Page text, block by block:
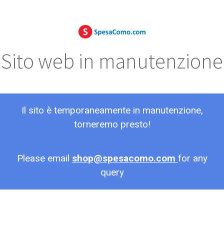
Sito web in manutenzione
Il sito è temporaneamente in manutenzione,
torneremo presto!
Please email shop@spesacomo.com for any
query